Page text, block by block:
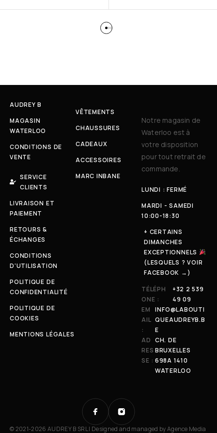
AUDREY B
MAGASIN
WATERLOO
CONDITIONS DE
VENTE
SERVICE
CLIENTS
LIVRAISON ET
PAIEMENT
RETOURS &
ÉCHANGES
CONDITIONS
D'UTILISATION
POLITIQUE DE
CONFIDENTIALITÉ
POLITIQUE DE
COOKIES
MENTIONS LÉGALES
VÊTEMENTS
CHAUSSURES
CADEAUX
ACCESSOIRES
MARC INBANE
Notre magasin de
Waterloo est à
votre disposition
pour tout retrait de
commande.
LUNDI : FERMÉ
MARDI - SAMEDI
10:00-18:30
+ CERTAINS
DIMANCHES
EXCEPTIONNELS
(LESQUELS ? VOIR
FACEBOOK →)
TÉLÉPH
ONE :
+32 2 539
49 09
EM
AIL
:
INFO@LABOUTI
QUEAUDREYB.B
E
AD
RES
SE :
CH. DE
BRUXELLES
698A 1410
WATERLOO
© 2021-2026 AUDREY B SRL | Designed and managed byAgence Media